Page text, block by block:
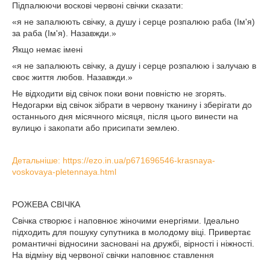
Підпалюючи воскові червоні свічки сказати:
«я не запалюють свічку, а душу і серце розпалюю раба (Ім'я)
за раба (Ім'я). Назавжди.»
Якщо немає імені
«я не запалюють свічку, а душу і серце розпалюю і залучаю в
своє життя любов. Назавжди.»
Не відходити від свічок поки вони повністю не згорять.
Недогарки від свічок зібрати в червону тканину і зберігати до
останнього дня місячного місяця, після цього винести на
вулицю і закопати або присипати землею.
Детальніше: https://ezo.in.ua/p671696546-krasnaya-
voskovaya-pletennaya.html
РОЖЕВА СВІЧКА
Свічка створює і наповнює жіночими енергіями. Ідеально
підходить для пошуку супутника в молодому віці. Привертає
романтичні відносини засновані на дружбі, вірності і ніжності.
На відміну від червоної свічки наповнює ставлення